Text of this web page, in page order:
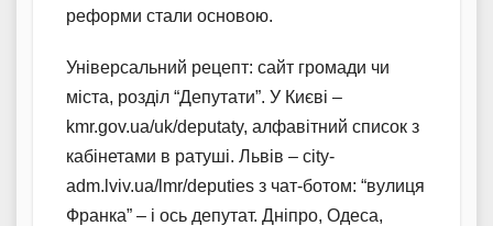
реформи стали основою.
Універсальний рецепт: сайт громади чи
міста, розділ “Депутати”. У Києві –
kmr.gov.ua/uk/deputaty, алфавітний список з
кабінетами в ратуші. Львів – city-
adm.lviv.ua/lmr/deputies з чат-ботом: “вулиця
Франка” – і ось депутат. Дніпро, Одеса,